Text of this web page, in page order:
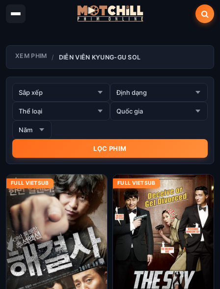
XEM PHIM DIỄN VIÊN KYUNG-GU SOL
FULL VIETSUB FULL VIETSUB